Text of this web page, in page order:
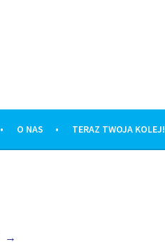
O NAS TERAZ TWOJA KOLEJ!